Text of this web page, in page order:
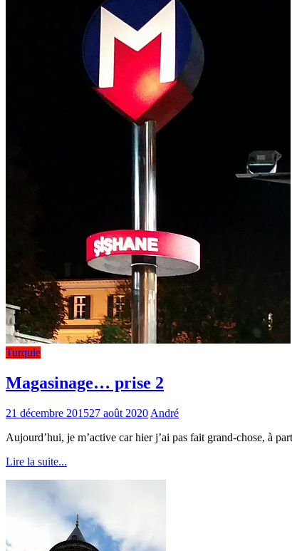
Turquie
Magasinage… prise 2
21 décembre 201527 août 2020 André
Aujourd’hui, je m’active car hier j’ai pas fait grand-chose, à
Lire la suite...